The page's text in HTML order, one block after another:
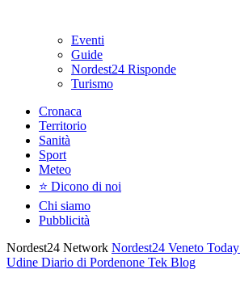
Eventi
Guide
Nordest24 Risponde
Turismo
Cronaca
Territorio
Sanità
Sport
Meteo
⭐ Dicono di noi
Chi siamo
Pubblicità
Nordest24 Network Nordest24 Veneto Today
Udine Diario di Pordenone Tek Blog